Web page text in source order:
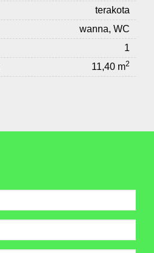
terakota
wanna, WC
1
11,40 m2